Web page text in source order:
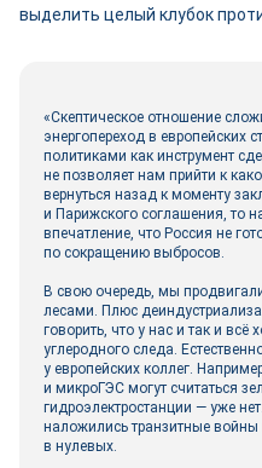
выделить целый клубок
«Скептическое отношение
энергопереход в европейских
политиками как инструмент
не позволяет нам прийти к
вернуться назад к моменту
и Парижского соглашения, то
впечатление, что Россия не
по сокращению выбросов.
В свою очередь, мы
лесами. Плюс
говорить, что у нас и так и всё
углеродного следа.
у европейских коллег.
и микроГЭС могут считаться
гидроэлектростанции — уже
наложились транзитные вой­ны
в нулевых.